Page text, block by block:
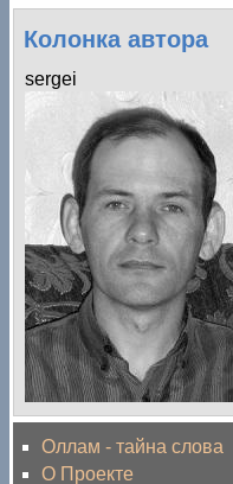
Колонка автора
sergei
Оллам - тайна слова
О Проекте